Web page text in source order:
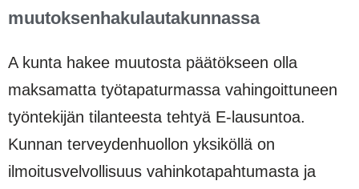
muutoksenhakulautakunnassa
A kunta hakee muutosta päätökseen olla
maksamatta työtapaturmassa vahingoittuneen
työntekijän tilanteesta tehtyä E-lausuntoa.
Kunnan terveydenhuollon yksiköllä on
ilmoitusvelvollisuus vahinkotapahtumasta ja